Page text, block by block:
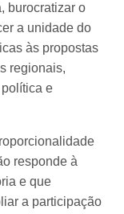
burocratizar o
a unidade do
às propostas
regionais,
e
responde à
e que
a participação